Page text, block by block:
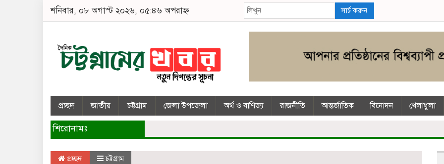
শনিবার, ০৮ অগাস্ট ২০২৬, ০৫:৪৬ অপরাহ্ন সার্চ করুন
প্রচ্ছদ জাতীয় চট্টগ্রাম জেলা উপজেলা অর্থ ও বাণিজ্য রাজনীতি আন্তর্জাতিক বিনোদন খেলাধুলা
শিরোনামঃ
প্রচ্ছদ চট্টগ্রাম